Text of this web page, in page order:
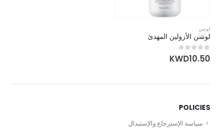
لوشن
لوشن الأزولين المهدئ
0
out of 5
KWD10.50
POLICIES
سياسة الإسترجاع والإستبدال